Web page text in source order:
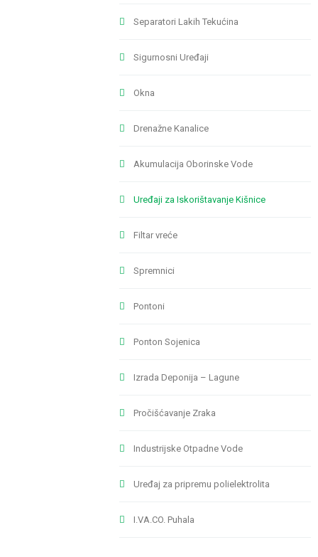
Separatori Lakih Tekućina
Sigurnosni Uređaji
Okna
Drenažne Kanalice
Akumulacija Oborinske Vode
Uređaji za Iskorištavanje Kišnice
Filtar vreće
Spremnici
Pontoni
Ponton Sojenica
Izrada Deponija – Lagune
Pročišćavanje Zraka
Industrijske Otpadne Vode
Uređaj za pripremu polielektrolita
I.VA.CO. Puhala